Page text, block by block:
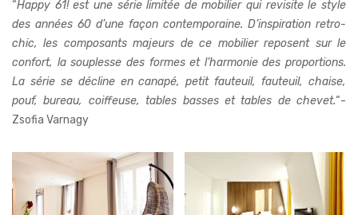
“Happy 61! est une série limitée de mobilier qui revisite le style
des années 60 d’une façon contemporaine. D’inspiration retro-
chic, les composants majeurs de ce mobilier reposent sur le
confort, la souplesse des formes et l’harmonie des proportions.
La série se décline en canapé, petit fauteuil, fauteuil, chaise,
pouf, bureau, coiffeuse, tables basses et tables de chevet.“-
Zsofia Varnagy